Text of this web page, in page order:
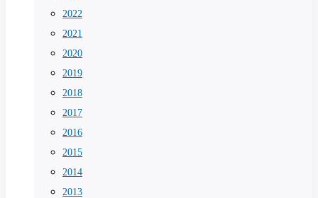
2022
2021
2020
2019
2018
2017
2016
2015
2014
2013